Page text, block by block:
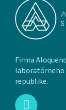
Firma
laboratórneho
republike.